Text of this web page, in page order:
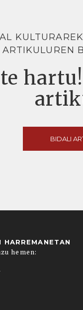
ARTIKULUREN
BIDALI
HARREMANETAN
hemen: